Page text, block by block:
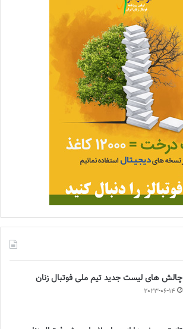
چالش هاى ليست جدید تيم ملى فوتبال زنان
2023-06-14